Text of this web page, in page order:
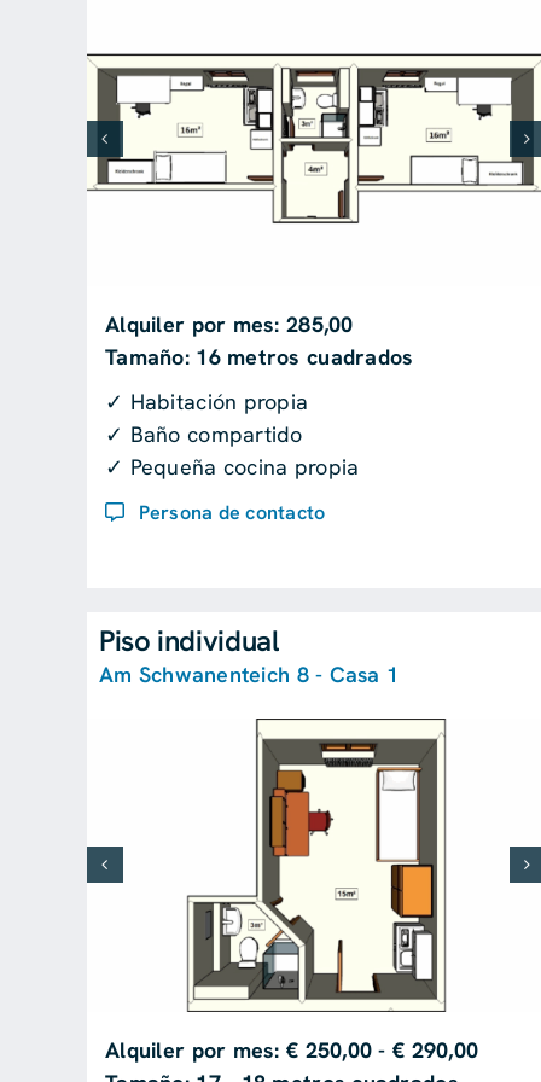
Alquiler por mes: 285,00
Tamaño: 16 metros cuadrados
✓ Habitación propia
✓ Baño compartido
✓ Pequeña cocina propia
Persona de contacto
Piso individual
Am Schwanenteich 8 - Casa 1
Alquiler por mes: € 250,00 - € 290,00